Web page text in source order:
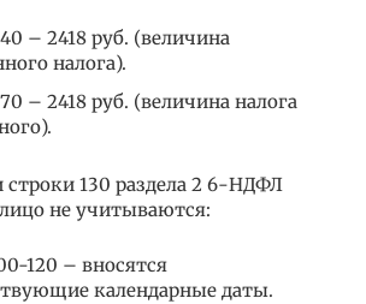
– 2418 руб. (величина
налога).
– 2418 руб. (величина налога
строки 130 раздела 2 6-НДФЛ
не учитываются:
120 – вносятся
календарные даты.